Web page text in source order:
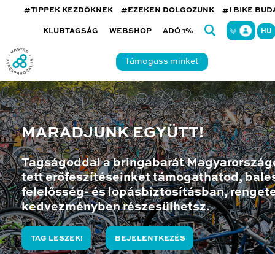
#TIPPEK KEZDŐKNEK #EZEKEN DOLGOZUNK #I BIKE
KLUBTAGSÁG WEBSHOP ADÓ 1% HU
Támogass minket
MARADJUNK EGYÜTT!
Tagságoddal a bringabarát
tett erőfeszítéseinket támogathatod,
felelősség- és lopásbiztosításban,
kedvezményben részesülhetsz.
TAG LESZEK! BEJELENTKEZÉS